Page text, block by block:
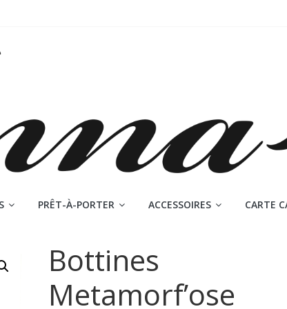
PRÊT-À-PORTER ACCESSOIRES CARTE
Bottines
Metamorf’ose